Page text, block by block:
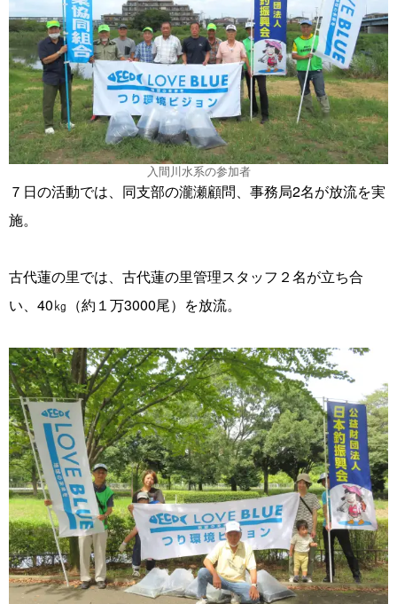
入間川水系の参加者
７日の活動では、同支部の瀧瀬顧問、事務局2名が放流を実
施。
古代蓮の里では、古代蓮の里管理スタッフ２名が立ち合
い、40㎏（約１万3000尾）を放流。